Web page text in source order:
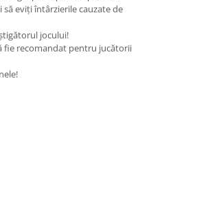
eviți întârzierile cauzate de
jocului!
fie recomandat pentru jucătorii